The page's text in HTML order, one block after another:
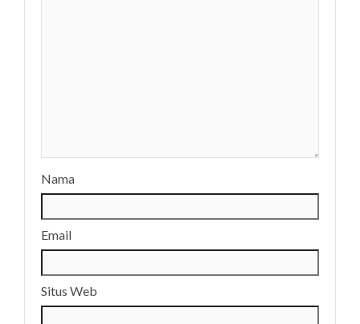
Nama
Email
Situs Web